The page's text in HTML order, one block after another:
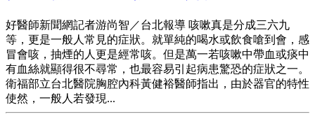
好醫師新聞網記者游尚智／台北報導 咳嗽真是分成三六九
等，更是一般人常見的症狀。就單純的喝水或飲食嗆到會，感
冒會咳，抽煙的人更是經常咳。但是萬一若咳嗽中帶血或痰中
有血絲就顯得很不尋常，也最容易引起病患驚恐的症狀之一。
衛福部立台北醫院胸腔內科黃健裕醫師指出，由於器官的特性
使然，一般人若發現...